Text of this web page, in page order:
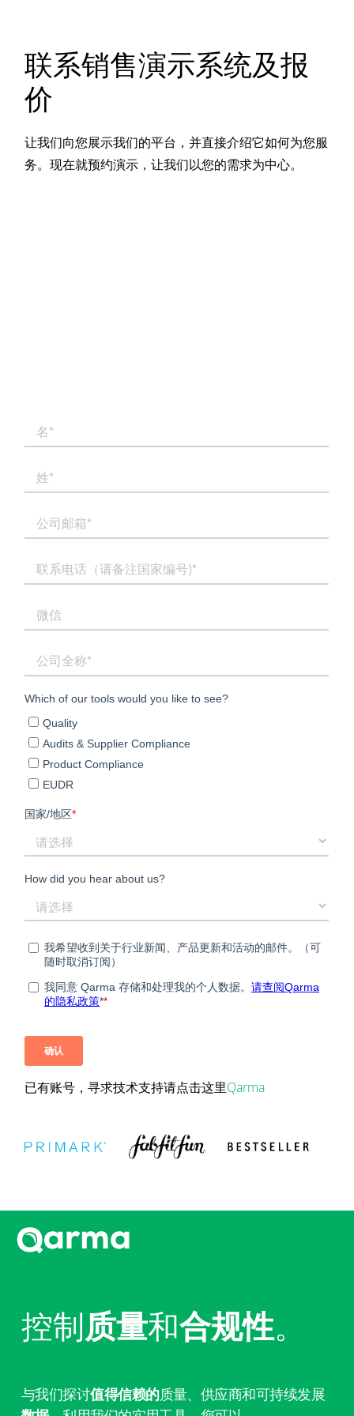
联系销售演示系统及报
价
让我们向您展示我们的平台，并直接介绍它如何为您服
务。现在就预约演示，让我们以您的需求为中心。
已有账号，寻求技术支持请点击这里Qarma
控制质量和合规性。
与我们探讨值得信赖的质量、供应商和可持续发展